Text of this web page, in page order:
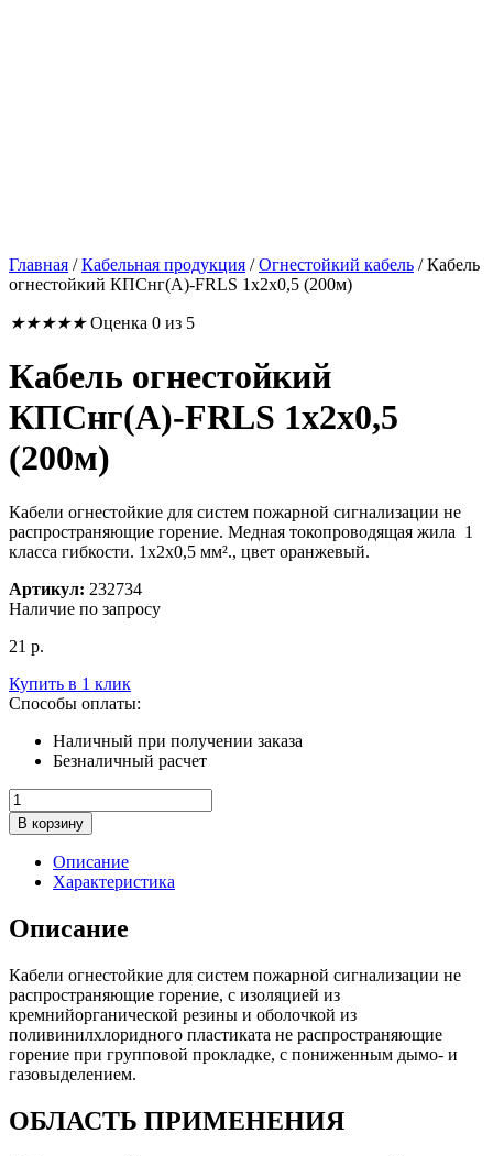
Главная /Кабельная продукция /Огнестойкий кабель /Кабель
огнестойкий КПСнг(А)-FRLS 1x2x0,5 (200м)
★★★★★ Оценка 0 из 5
Кабель огнестойкий
КПСнг(А)-FRLS 1x2x0,5
(200м)
Кабели огнестойкие для систем пожарной сигнализации не
распространяющие горение. Медная токопроводящая жила 1
класса гибкости. 1x2x0,5 мм²., цвет оранжевый.
Артикул: 232734
Наличие по запросу
21 р.
Купить в 1 клик
Способы оплаты:
Наличный при получении заказа
Безналичный расчет
Количество
товара
Кабель
огнестойкий
КПСнг(А)-
1x2x0,5
(200м)
В корзину
Описание
Характеристика
Описание
Кабели огнестойкие для систем пожарной сигнализации не
распространяющие горение, с изоляцией из
кремнийорганической резины и оболочкой из
поливинилхлоридного пластиката не распространяющие
горение при групповой прокладке, с пониженным дымо- и
газовыделением.
ОБЛАСТЬ ПРИМЕНЕНИЯ